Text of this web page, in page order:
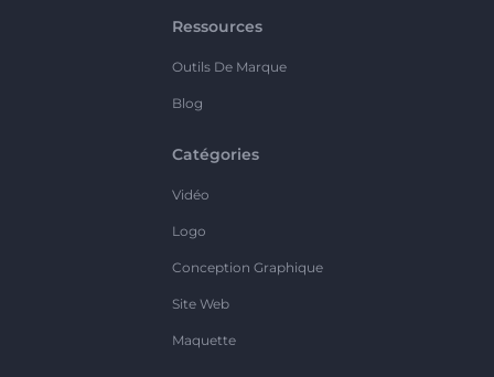
Ressources
Outils De Marque
Blog
Catégories
Vidéo
Logo
Conception Graphique
Site Web
Maquette